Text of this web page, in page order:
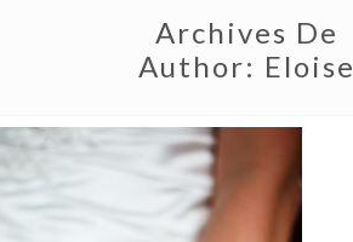
Archives De
Author: Eloise